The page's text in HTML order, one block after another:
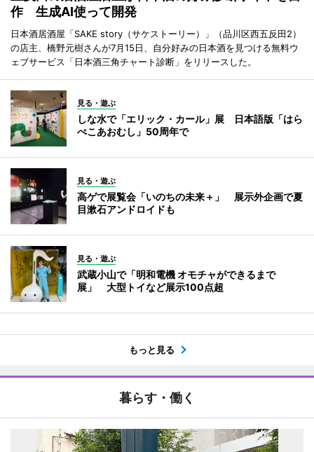
作 生成AI使って開発
日本酒居酒屋「SAKE story（サケストーリー）」（品川区西五反田2）
の店主、橋野元樹さんが7月15日、自分好みの日本酒を見つける無料ウ
ェブサービス「日本酒三角チャート診断」をリリースした。
見る・遊ぶ
しな水で「エリック・カール」展 日本語版「はら
ぺこあおむし」50周年で
見る・遊ぶ
高ゲで展覧会「いのちの未来＋」 展示外企画で夏
目漱石アンドロイドも
見る・遊ぶ
武蔵小山で「明和電機 オモチャができるまで
展」 大型トイなど展示100点超
もっと見る
暮らす・働く